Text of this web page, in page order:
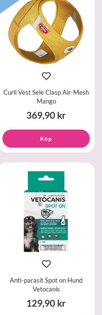
Curli Vest Sele Clasp Air-Mesh
Mango
369,90 kr
Köp
Anti-parasit Spot on Hund
Vetocanis
129,90 kr